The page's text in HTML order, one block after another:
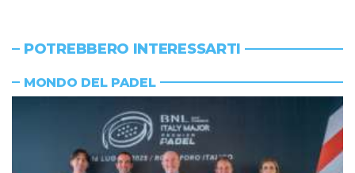
POTREBBERO INTERESSARTI
MONDO DEL PADEL